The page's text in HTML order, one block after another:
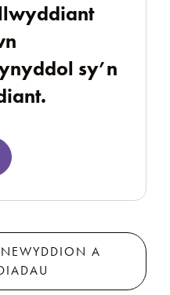
sy’n
A